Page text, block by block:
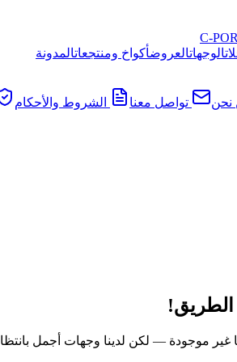
C-
الوجهاتالعروضأكواخ ومنتجعاتالمدونة
نحن تواصل معنا الشروط والأحكام
غير موجودة — لكن لدينا وجهات أجمل